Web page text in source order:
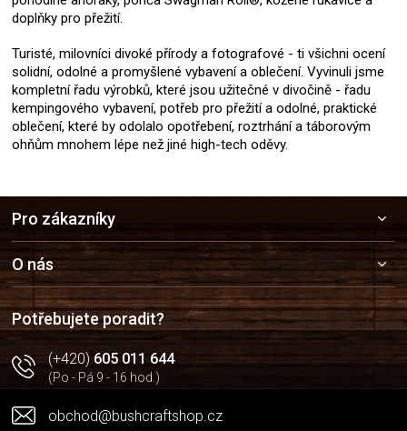
doplňky pro přežití.
Turisté, milovníci divoké přírody a fotografové - ti všichni ocení
solidní, odolné a promyšlené vybavení a oblečení. Vyvinuli jsme
kompletní řadu výrobků, které jsou užitečné v divočině - řadu
kempingového vybavení, potřeb pro přežití a odolné, praktické
oblečení, které by odolalo opotřebení, roztrhání a táborovým
ohňům mnohem lépe než jiné high-tech oděvy.
a
t
í
Pro zákazníky
O nás
Potřebujete poradit?
(+420)605 011 644
(Po - Pá 9 - 16 hod.)
obchod@bushcraftshop.cz